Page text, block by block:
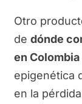
Otro
de dónde
en Colombia
epigenética
en la